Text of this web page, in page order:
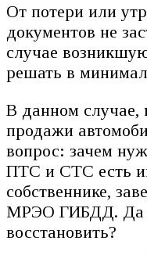
От потери или
документов не
случае
решать в
В данном случае,
продажи
вопрос: зачем
ПТС и СТС есть
собственнике,
МРЭО ГИБДД. Да
восстановить?